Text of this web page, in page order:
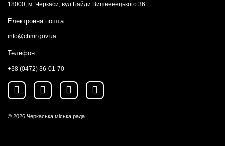
18000, м. Черкаси, вул.Байди Вишневецького 36
Електронна пошта:
info@chmr.gov.ua
Телефон:
+38 (0472) 36-01-70
© 2026 Черкаська міська рада